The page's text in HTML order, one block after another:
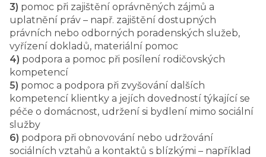
3) pomoc při zajištění oprávněných zájmů a
uplatnění práv – např. zajištění dostupných
právních nebo odborných poradenských služeb,
vyřízení dokladů, materiální pomoc
4) podpora a pomoc při posílení rodičovských
kompetencí
5) pomoc a podpora při zvyšování dalších
kompetencí klientky a jejích dovedností týkající se
péče o domácnost, udržení si bydlení mimo sociální
služby
6) podpora při obnovování nebo udržování
sociálních vztahů a kontaktů s blízkými – například